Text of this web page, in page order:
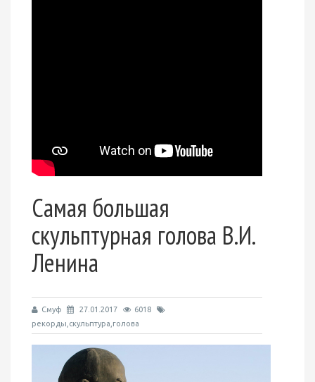
Самая большая
скульптурная голова В.И.
Ленина
Смуф 27.01.2017
6018
рекорды,скульптура,голова